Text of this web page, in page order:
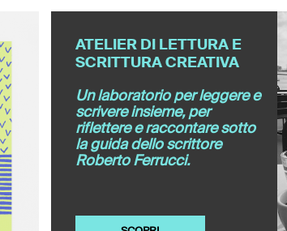
ATELIER DI LETTURA E
SCRITTURA CREATIVA
Un laboratorio per leggere e
scrivere insieme, per
riflettere e raccontare sotto
la guida dello scrittore
Roberto Ferrucci.